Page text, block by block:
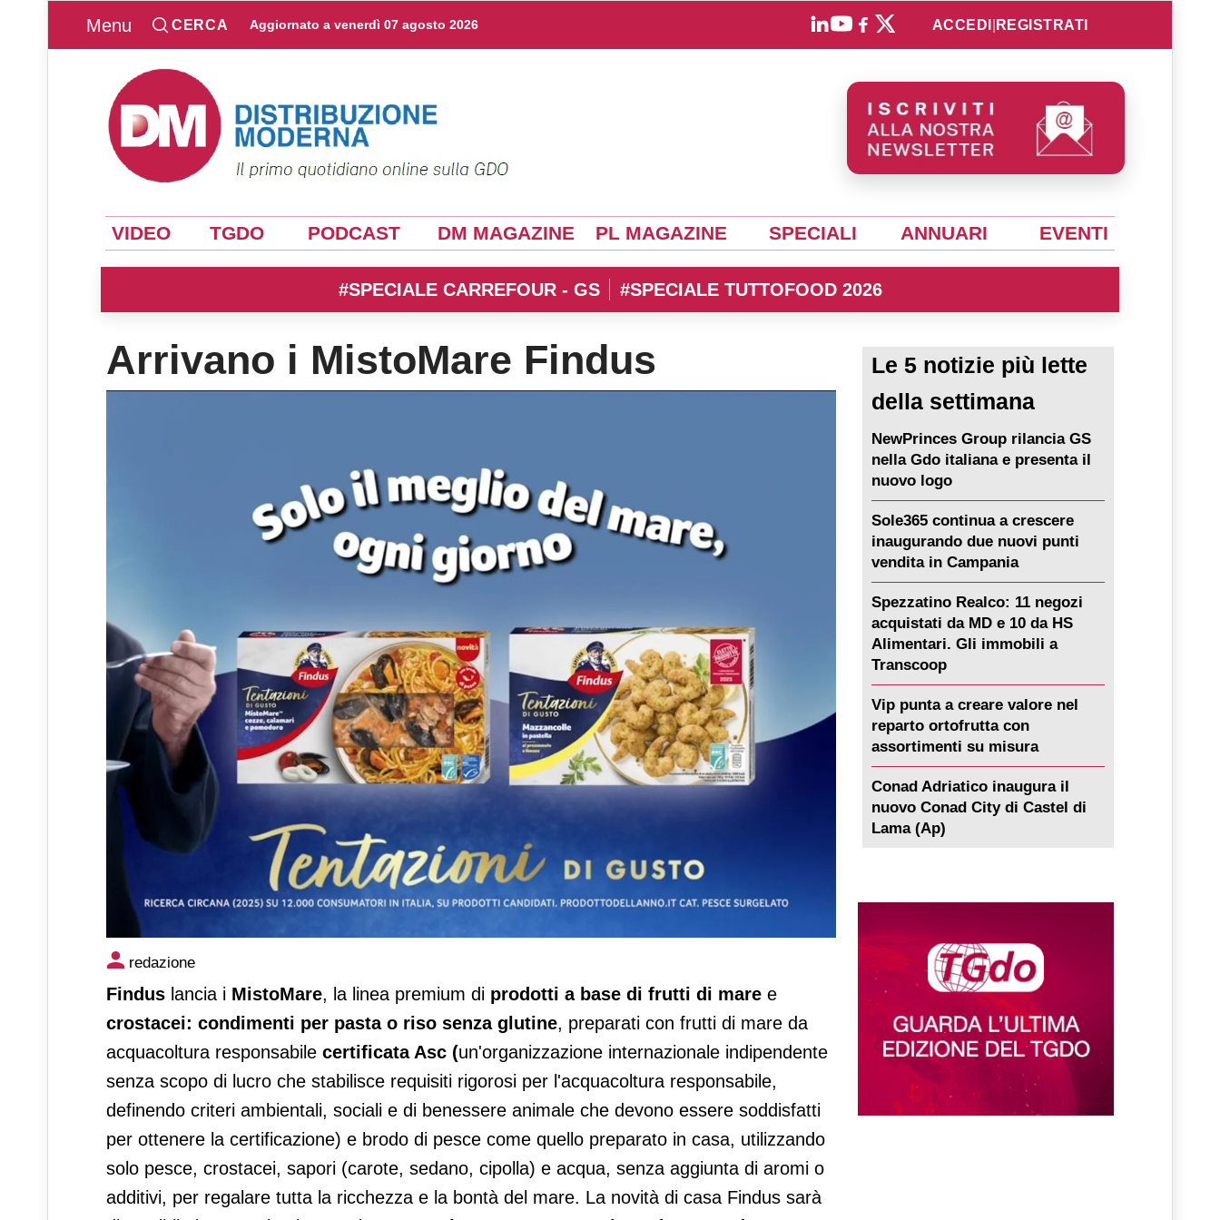
Menu CERCA Aggiornato a venerdì 07 agosto 2026 ACCEDI REGISTRATI
VIDEO TGDO PODCAST DM MAGAZINE PL MAGAZINE SPECIALI ANNUARI EVENTI
#SPECIALE CARREFOUR - GS #SPECIALE TUTTOFOOD 2026
Arrivano i MistoMare Findus
Arrivano i MistoMare Findus
redazione
Findus lancia i MistoMare, la linea premium di prodotti a base di frutti di mare e
crostacei: condimenti per pasta o riso senza glutine, preparati con frutti di mare da
acquacoltura responsabile certificata Asc (un'organizzazione internazionale indipendente
senza scopo di lucro che stabilisce requisiti rigorosi per l'acquacoltura responsabile,
definendo criteri ambientali, sociali e di benessere animale che devono essere soddisfatti
per ottenere la certificazione) e brodo di pesce come quello preparato in casa, utilizzando
solo pesce, crostacei, sapori (carote, sedano, cipolla) e acqua, senza aggiunta di aromi o
additivi, per regalare tutta la ricchezza e la bontà del mare. La novità di casa Findus sarà
Le 5 notizie più lette
della settimana
NewPrinces Group rilancia GS
nella Gdo italiana e presenta il
nuovo logo
Sole365 continua a crescere
inaugurando due nuovi punti
vendita in Campania
Spezzatino Realco: 11 negozi
acquistati da MD e 10 da HS
Alimentari. Gli immobili a
Transcoop
Vip punta a creare valore nel
reparto ortofrutta con
assortimenti su misura
Conad Adriatico inaugura il
nuovo Conad City di Castel di
Lama (Ap)